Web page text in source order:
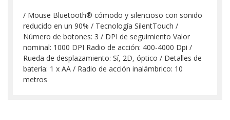
/ Mouse Bluetooth® cómodo y silencioso con sonido
reducido en un 90% / Tecnología SilentTouch /
Número de botones: 3 / DPI de seguimiento Valor
nominal: 1000 DPI Radio de acción: 400-4000 Dpi /
Rueda de desplazamiento: Sí, 2D, óptico / Detalles de
batería: 1 x AA / Radio de acción inalámbrico: 10
metros